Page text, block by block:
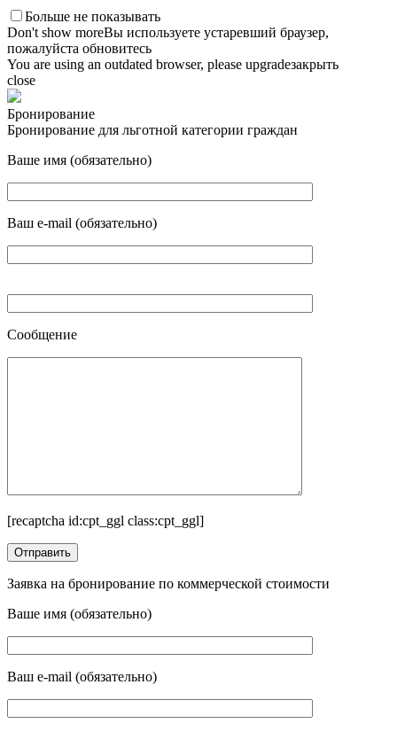
Больше не показывать
Don't show moreВы используете устаревший браузер,
пожалуйста обновитесь
You are using an outdated browser, please upgradeзакрыть
close
Бронирование
Бронирование для льготной категории граждан
Ваше имя (обязательно)
Ваш e-mail (обязательно)
Сообщение
[recaptcha id:cpt_ggl class:cpt_ggl]
Заявка на бронирование по коммерческой стоимости
Ваше имя (обязательно)
Ваш e-mail (обязательно)